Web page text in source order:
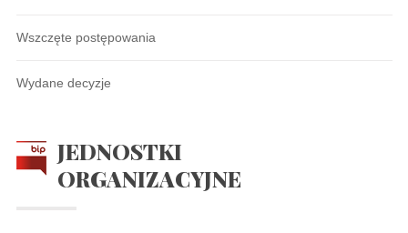
Wszczęte postępowania
Wydane decyzje
JEDNOSTKI
ORGANIZACYJNE